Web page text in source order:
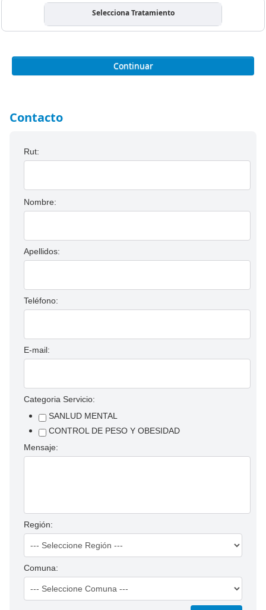
Selecciona Tratamiento
Continuar
Contacto
Rut:
Nombre:
Apellidos:
Teléfono:
E-mail:
Categoria Servicio:
SANLUD MENTAL
CONTROL DE PESO Y OBESIDAD
Mensaje:
Región:
Comuna: